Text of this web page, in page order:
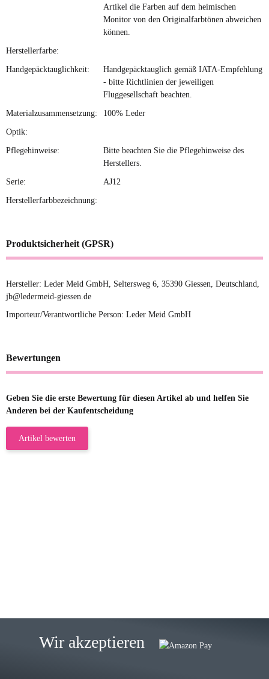
Artikel die Farben auf dem heimischen
Monitor von den Originalfarbtönen abweichen
können.
Herstellerfarbe:
Handgepäcktauglichkeit:
Handgepäcktauglich gemäß IATA-Empfehlung
- bitte Richtlinien der jeweiligen
Fluggesellschaft beachten.
Materialzusammensetzung: 100% Leder
Optik:
Pflegehinweise:
Bitte beachten Sie die Pflegehinweise des
Herstellers.
Serie: AJ12
Herstellerfarbbezeichnung:
Produktsicherheit (GPSR)
Hersteller: Leder Meid GmbH, Seltersweg 6, 35390 Giessen, Deutschland,
jb@ledermeid-giessen.de
Importeur/Verantwortliche Person: Leder Meid GmbH
Bewertungen
Geben Sie die erste Bewertung für diesen Artikel ab und helfen Sie
Anderen bei der Kaufentscheidung
Artikel bewerten
Lieferung, man kann bedenkenlos
Wir akzeptieren